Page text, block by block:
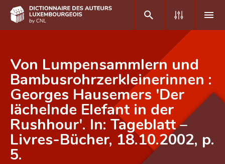
DE FR
Accueil
Auteur(e)s A-Z
Recherche avancée
Foire aux questions
Von Lumpensammlern und
Bambusrohrzerkleinerinnen :
Georges Hausemers 'Der
lächelnde Elefant in der
Rushhour'. In: Tageblatt –
Livres-Bücher, 18.10.2002, p.
5.